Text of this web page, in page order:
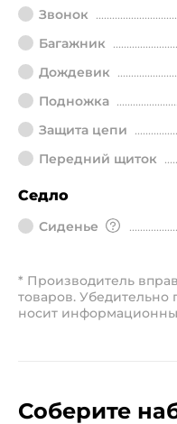
Звонок
Багажник
Дождевик
Подножка
Защита цепи
Передний щиток
Седло
Сиденье
* Производитель
товаров.
носит
Соберите